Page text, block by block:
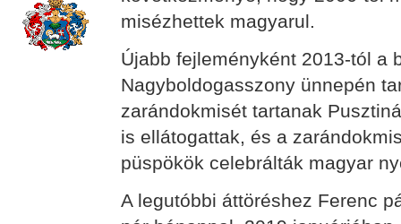
misézhettek magyarul.
Újabb fejleményként 2013-tól a
Nagyboldogasszony ünnepén
zarándokmisét tartanak
is ellátogattak, és a
püspökök celebrálták magyar
A legutóbbi áttöréshez Ferenc